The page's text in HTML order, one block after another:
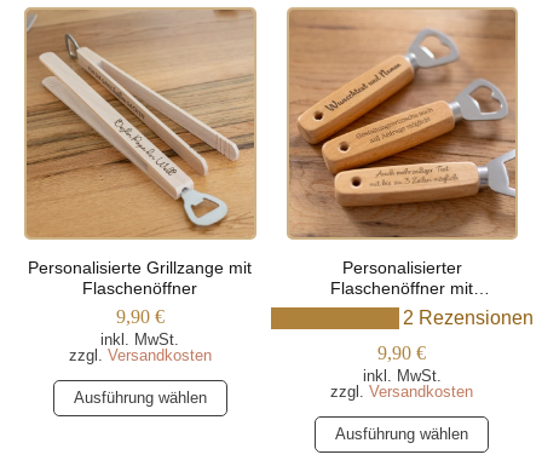
weist
mehrere
Varianten
auf.
Die
Optionen
können
auf
Produktseite
gewählt
werden
weist
mehrere
Varianten
auf.
Die
Optionen
können
auf
der
Produktseite
gewählt
werden
Personalisierte Grillzange mit
Flaschenöffner
9,90 €
inkl. MwSt.
zzgl. Versandkosten
Ausführung wählen
Dieses
Produkt
Personalisierter
Flaschenöffner mit
Wunschtext2 Rezensionen
9,90€
inkl. MwSt.
zzgl.Versandkosten
Ausführung wählen
Dieses
Produkt